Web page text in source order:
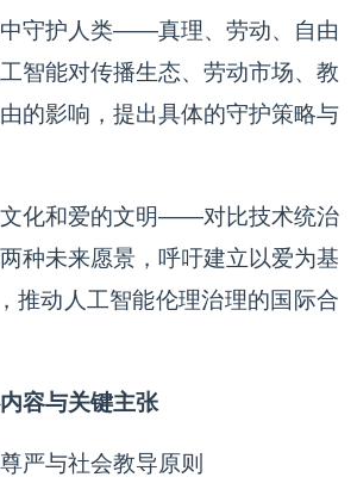
守护人类——真理、劳动、自由
智能对传播生态、劳动市场、教
的影响，提出具体的守护策略与
化和爱的文明——对比技术统治
种未来愿景，呼吁建立以爱为基
推动人工智能伦理治理的国际合
容与关键主张
严与社会教导原则